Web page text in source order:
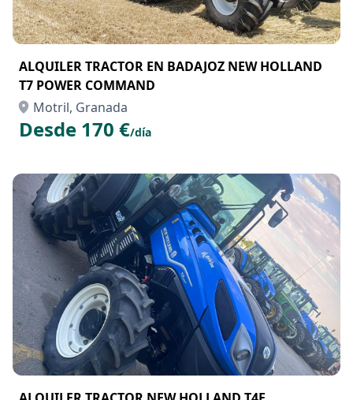
ALQUILER TRACTOR EN BADAJOZ NEW HOLLAND
T7 POWER COMMAND
Motril, Granada
Desde 170 €/día